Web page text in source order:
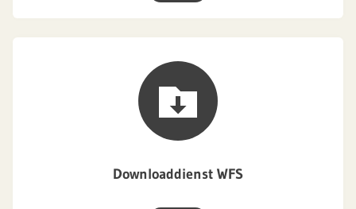
Downloaddienst WFS